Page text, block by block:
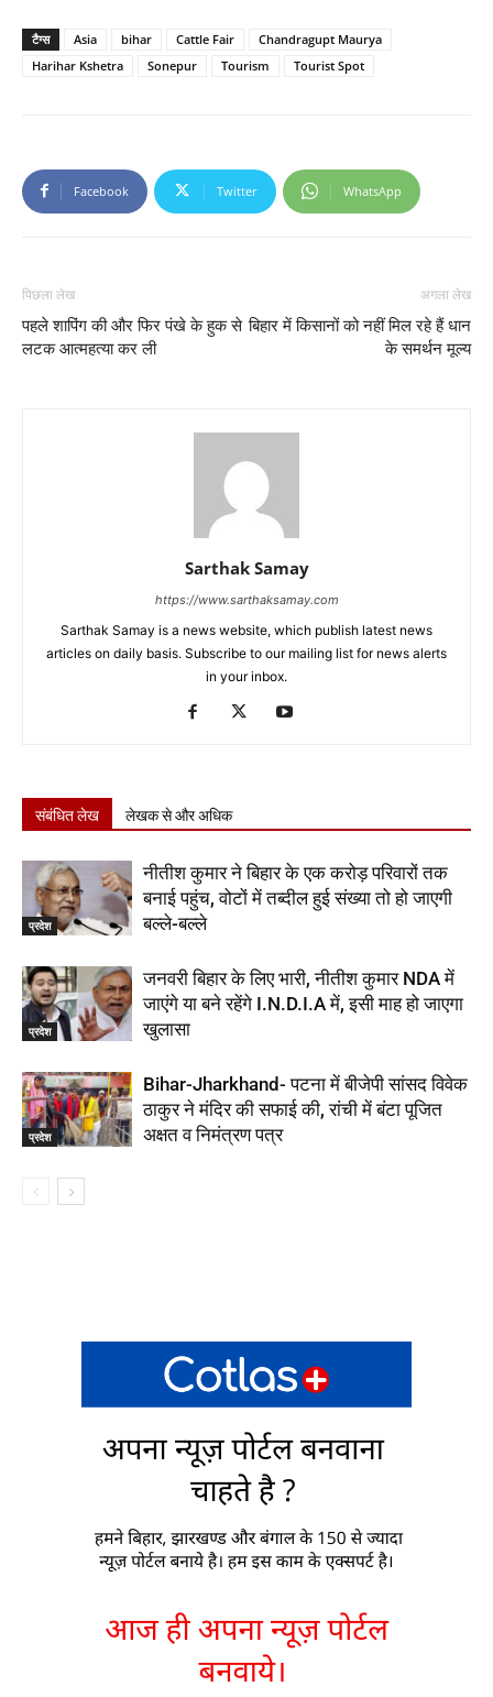
टैग्स Asia bihar Cattle Fair
Chandragupt Maurya
Harihar Kshetra
Sonepur Tourism Tourist Spot
Facebook Twitter WhatsApp
पिछला लेख
पहले शापिंग की और फिर पंखे के हुक से
लटक आत्महत्या कर ली
अगला लेख
बिहार में किसानों को नहीं मिल रहे हैं धान
के समर्थन मूल्य
Sarthak Samay
https://www.sarthaksamay.com
Sarthak Samay is a news website, which publish latest news
articles on daily basis. Subscribe to our mailing list for news alerts
in your inbox.
संबंधित लेख लेखक से और अधिक
प्रदेश
नीतीश कुमार ने बिहार के एक करोड़ परिवारों तक
बनाई पहुंच, वोटों में तब्दील हुई संख्या तो हो जाएगी
बल्ले-बल्ले
प्रदेश
जनवरी बिहार के लिए भारी, नीतीश कुमार NDA में
जाएंगे या बने रहेंगे I.N.D.I.A में, इसी माह हो जाएगा
खुलासा
प्रदेश
Bihar-Jharkhand- पटना में बीजेपी सांसद विवेक
ठाकुर ने मंदिर की सफाई की, रांची में बंटा पूजित
अक्षत व निमंत्रण पत्र